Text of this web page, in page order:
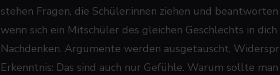
stehen Fragen, die Schüler:innen ziehen und
wenn sich ein Mitschüler des gleichen Geschlechts in
Nachdenken. Argumente werden ausgetauscht,
Erkenntnis: Das sind auch nur Gefühle. Warum sollte